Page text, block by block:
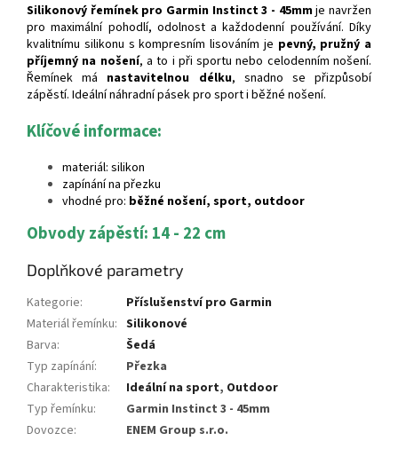
Silikonový řemínek pro Garmin Instinct 3 - 45mmje navržen
pro maximální pohodlí, odolnost a každodenní používání. Díky
kvalitnímu silikonu s kompresním lisováním je pevný, pružný a
příjemný na nošení, a to i při sportu nebo celodenním nošení.
Řemínek má nastavitelnou délku, snadno se přizpůsobí
zápěstí. Ideální náhradní pásek pro sport i běžné nošení.
Klíčové informace:
materiál: silikon
zapínání na přezku
vhodné pro: běžné nošení, sport, outdoor
Obvody zápěstí: 14 - 22 cm
Doplňkové parametry
Kategorie:
Příslušenství pro Garmin
Materiál řemínku: Silikonové
Barva:
Šedá
Typ zapínání:
Přezka
Charakteristika: Ideální na sport, Outdoor
Typ řemínku:
Garmin Instinct 3 - 45mm
Dovozce: ENEM Group s.r.o.